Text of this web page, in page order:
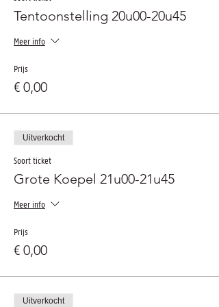
Tentoonstelling 20u00-20u45
Meer info
Prijs
€ 0,00
Uitverkocht
Soort ticket
Grote Koepel 21u00-21u45
Meer info
Prijs
€ 0,00
Uitverkocht